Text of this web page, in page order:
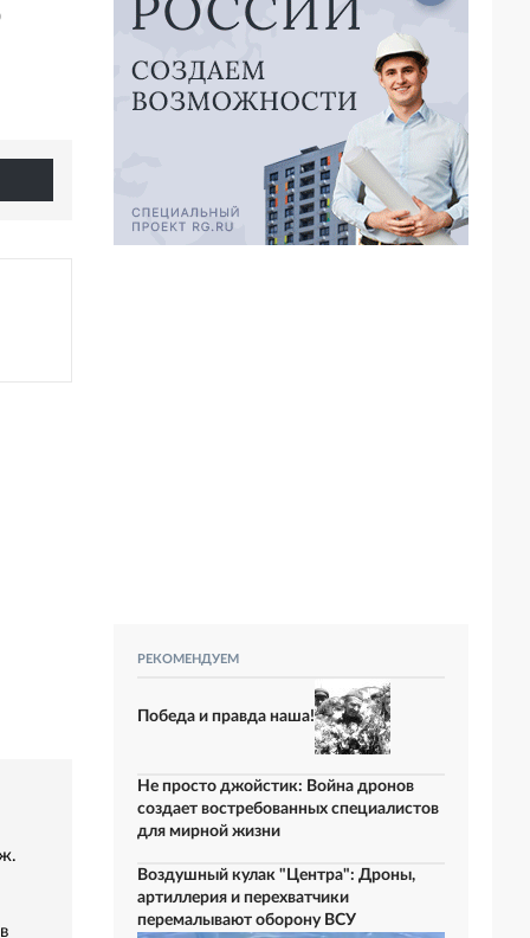
РЕКОМЕНДУЕМ
Победа и правда наша!
Не просто джойстик: Война дронов
создает востребованных специалистов
для мирной жизни
Воздушный кулак "Центра": Дроны,
артиллерия и перехватчики
перемалывают оборону ВСУ